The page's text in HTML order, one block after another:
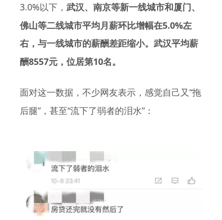
3.0% 以下， 武汉、南京等新一线城市和厦门、
佛山等二线城市平均月薪环比增幅在5.0%左
右，与一线城市的薪酬差距缩小。武汉平均薪
酬8557元，位居第10名。
面对这一数据，不少网友表示，感觉自己又“拖
后腿” ，甚至“流下了弱者的泪水” ：